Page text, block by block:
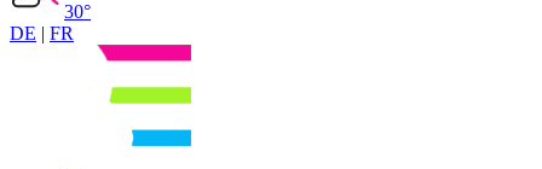
30°
DE | FR